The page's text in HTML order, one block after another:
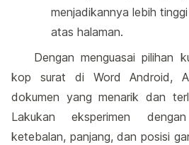
menjadikannya lebih
atas halaman.
Dengan menguasai pilihan
kop surat di Word Android,
dokumen yang menarik dan
Lakukan eksperimen
ketebalan, panjang, dan posisi